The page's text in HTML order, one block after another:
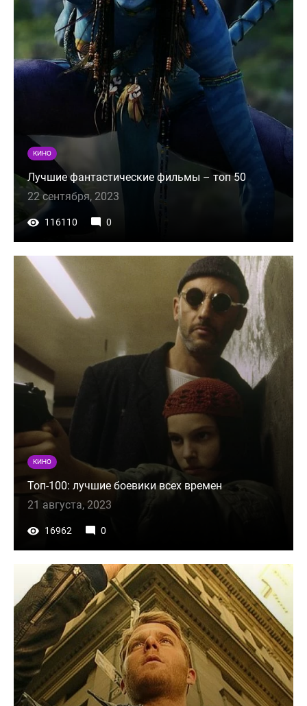
КИНО
Лучшие фантастические фильмы – топ 50
22 сентября, 2023
116110 0
КИНО
Топ-100: лучшие боевики всех времен
21 августа, 2023
16962 0